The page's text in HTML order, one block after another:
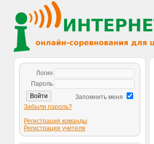
Логин
Пароль
Запомнить меня
Забыли пароль?
Регистрация команды
Регистрация учителя